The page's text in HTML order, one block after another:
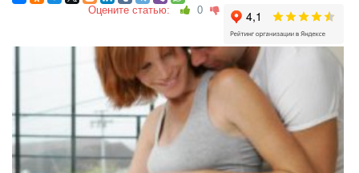
Оцените статью: 0